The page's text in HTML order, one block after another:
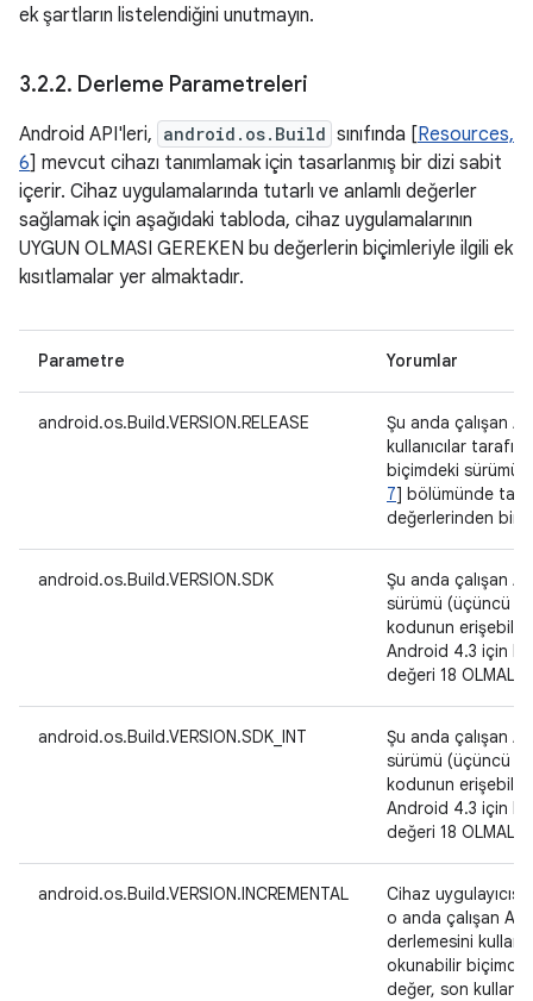
ek şartların listelendiğini unutmayın.
3.2.2. Derleme Parametreleri
Android API'leri, android.os.Build sınıfında [Resources,
6] mevcut cihazı tanımlamak için tasarlanmış bir dizi sabit
içerir. Cihaz uygulamalarında tutarlı ve anlamlı değerler
sağlamak için aşağıdaki tabloda, cihaz uygulamalarının
UYGUN OLMASI GEREKEN bu değerlerin biçimleriyle ilgili ek
kısıtlamalar yer almaktadır.
Parametre Yorumlar
android.os.Build.VERSION.RELEASE
Şu anda çalışan
kullanıcılar
biçimdeki sürümü.
7] bölümünde
değerlerinden biri
android.os.Build.VERSION.SDK
Şu anda çalışan
sürümü (üçüncü
kodunun
Android 4.3 için bu
değeri 18
android.os.Build.VERSION.SDK_INT
Şu anda çalışan
sürümü (üçüncü
kodunun
Android 4.3 için bu
değeri 18
android.os.Build.VERSION.INCREMENTAL
Cihaz
o anda çalışan
derlemesini
okunabilir
değer, son